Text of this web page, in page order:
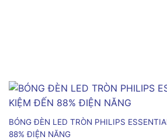
BÓNG ĐÈN LED TRÒN PHILIPS
88% ĐIỆN NĂNG